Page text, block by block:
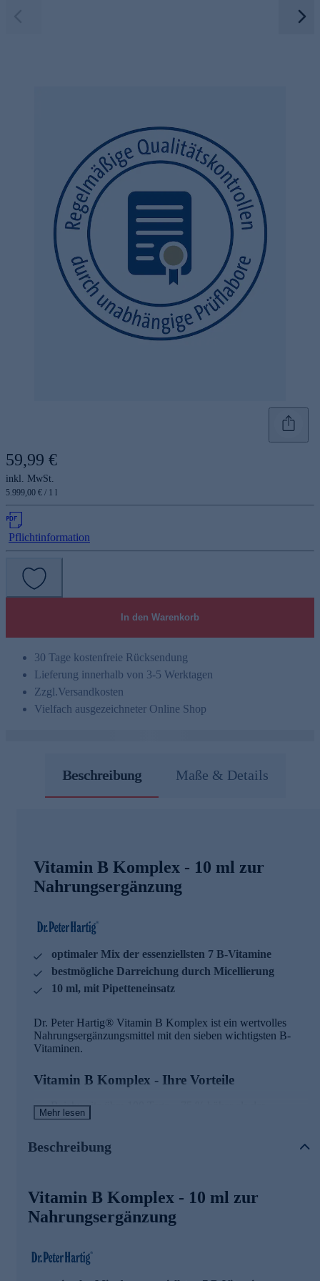
59,99 €
inkl. MwSt.
5.999,00 € / 1 l
Pflichtinformation
In den Warenkorb
30 Tage kostenfreie Rücksendung
Lieferung innerhalb von 3-5 Werktagen
Zzgl.Versandkosten
Vielfach ausgezeichneter Online Shop
Beschreibung Maße & Details
Vitamin B Komplex - 10 ml zur
Nahrungsergänzung
optimaler Mix der essenziellsten 7 B-Vitamine
bestmögliche Darreichung durch Micellierung
10 ml, mit Pipetteneinsatz
Dr. Peter Hartig® Vitamin B Komplex ist ein wertvolles
Nahrungsergänzungsmittel mit den sieben wichtigsten B-
Vitaminen.
Vitamin B Komplex - Ihre Vorteile
Reichweite über 100 Tage – 75 % höher als der
Durchschnitt des Wettbewerbs
Geist und Nerven
höchste Reinheit bei optimaler Zusammenstellung der
Darreichungsform
Mizell-Technologie einzigartig im deutschen
Teleshopping
mit praktischem Pipetteneinsatz
Mehr lesen
Beschreibung
Vitamin B Komplex - 10 ml zur
Nahrungsergänzung